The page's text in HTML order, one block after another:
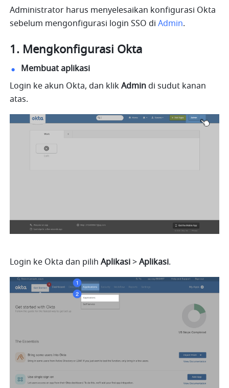
Administrator harus menyelesaikan konfigurasi Okta
sebelum mengonfigurasi login SSO di Admin.
Mengkonfigurasi Okta
Membuat aplikasi
Login ke akun Okta, dan klik Admin di sudut kanan
atas.
Login ke Okta dan pilih Aplikasi > Aplikasi.